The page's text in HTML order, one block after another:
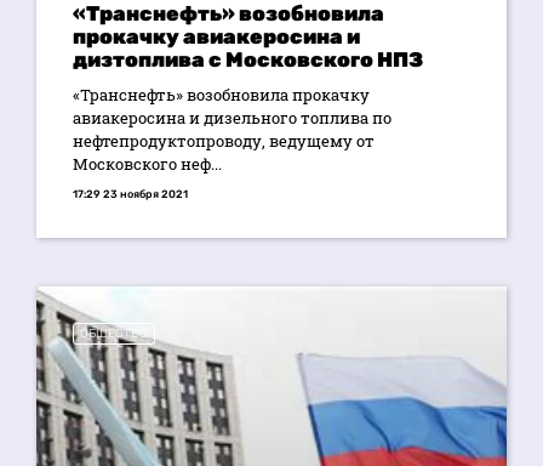
«Транснефть» возобновила
прокачку авиакеросина и
дизтоплива с Московского НПЗ
«Транснефть» возобновила прокачку
авиакеросина и дизельного топлива по
нефтепродуктопроводу, ведущему от
Московского неф...
17:29 23 ноября 2021
ОБЩЕСТВО